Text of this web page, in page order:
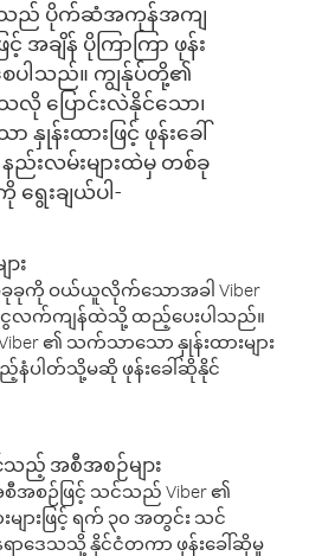
သည် ပိုက်ဆံအကုန်အကျ
အချိန် ပိုကြာကြာ ဖုန်း
စေပါသည်။ ကျွန်ုပ်တို့၏
ပြောင်းလဲနိုင်သော၊
န်းထားဖြင့် ဖုန်းခေါ်
းလမ်းများထဲမှ တစ်ခု
ရွေးချယ်ပါ-
း
ခုကို ဝယ်ယူလိုက်သောအခါ Viber
ေလက်ကျန်ထဲသို့ ထည့်ပေးပါသည်။
၏ သက်သာသော နှုန်းထားများ
ည့်နံပါတ်သို့မဆို ဖုန်းခေါ်ဆိုနိုင်
သည့် အစီအစဉ်များ
စီအစဉ်ဖြင့် သင်သည် Viber ၏
ျားဖြင့် ရက် ၃၀ အတွင်း သင်
ဒေသသို့ နိုင်ငံတကာ ဖုန်းခေါ်ဆိုမှု